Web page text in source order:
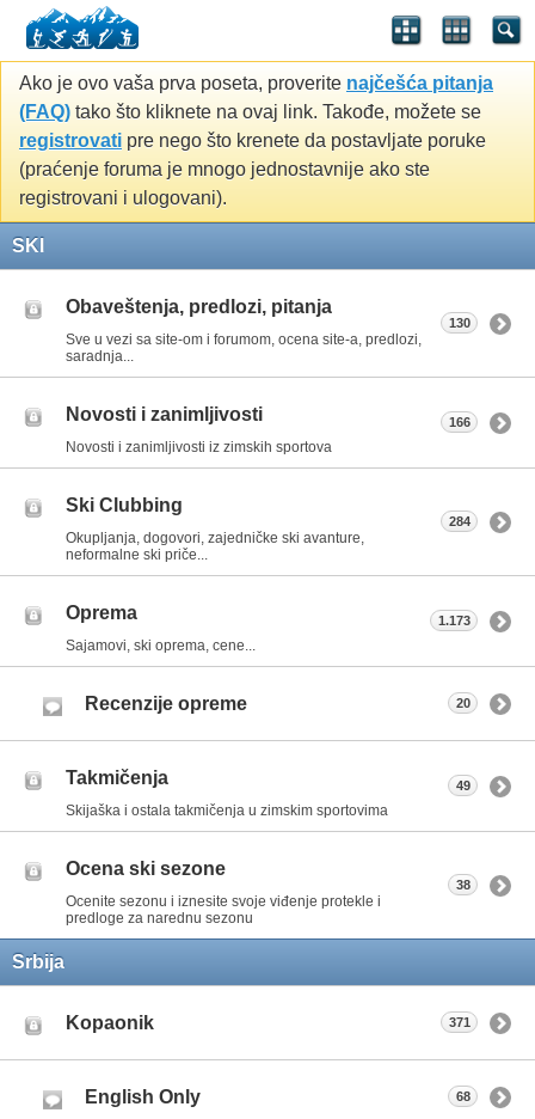
Ako je ovo vaša prva poseta, proverite najčešća pitanja
(FAQ) tako što kliknete na ovaj link. Takođe, možete se
registrovati pre nego što krenete da postavljate poruke
(praćenje foruma je mnogo jednostavnije ako ste
registrovani i ulogovani).
SKI
Obaveštenja, predlozi, pitanja
Sve u vezi sa site-om i forumom, ocena site-a, predlozi,
saradnja...
130
Novosti i zanimljivosti
Novosti i zanimljivosti iz zimskih sportova
166
Ski Clubbing
Okupljanja, dogovori, zajedničke ski avanture,
neformalne ski priče...
284
Oprema
Sajamovi, ski oprema, cene...
1.173
Recenzije opreme 20
Takmičenja
Skijaška i ostala takmičenja u zimskim sportovima
49
Ocena ski sezone
Ocenite sezonu i iznesite svoje viđenje protekle i
predloge za narednu sezonu
38
Srbija
Kopaonik 371
English Only 68